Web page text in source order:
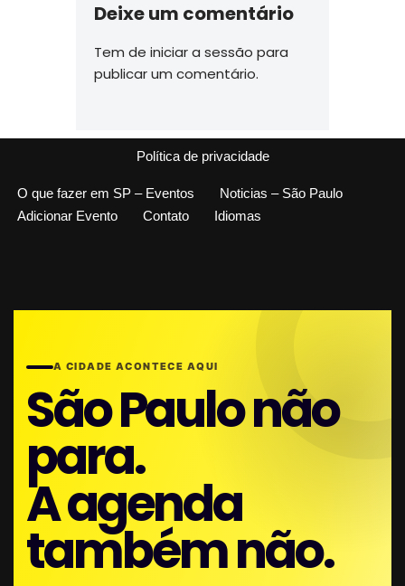
Deixe um comentário
Tem de iniciar a sessão para
publicar um comentário.
Política de privacidade
O que fazer em SP – Eventos
Noticias – São Paulo
Adicionar Evento
Contato Idiomas
A CIDADE ACONTECE AQUI
São Paulo não
para.
A agenda
também não.